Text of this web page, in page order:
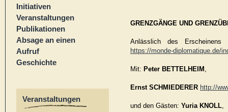
Initiativen
Veranstaltungen
Publikationen
Absage an einen
Aufruf
Geschichte
Veranstaltungen
GRENZGÄNGE UND
Anlässlich des
https://monde-diplomatique.de/
Mit: Peter BETTELHEIM ,
Ernst SCHMIEDERER http://
und den Gästen: Yuria KNOLL,